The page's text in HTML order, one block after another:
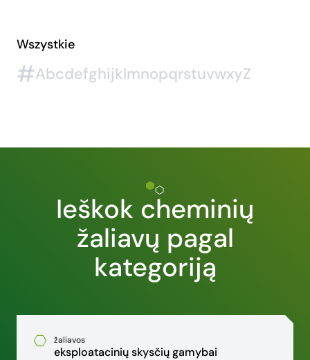
Wszystkie
#AbcdefghijklmnopqrstuvwxyZ
Ieškok cheminių
žaliavų pagal
kategoriją
žaliavos
eksploatacinių skysčių gamybai